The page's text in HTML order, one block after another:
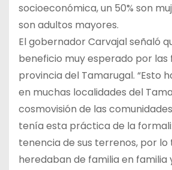
socioeconómica, un 50% son
son adultos mayores.
El gobernador Carvajal señaló
beneficio muy esperado por las
provincia del Tamarugal. “Esto
en muchas localidades del
cosmovisión de las
tenía esta práctica de la
tenencia de sus terrenos, por lo
heredaban de familia en familia